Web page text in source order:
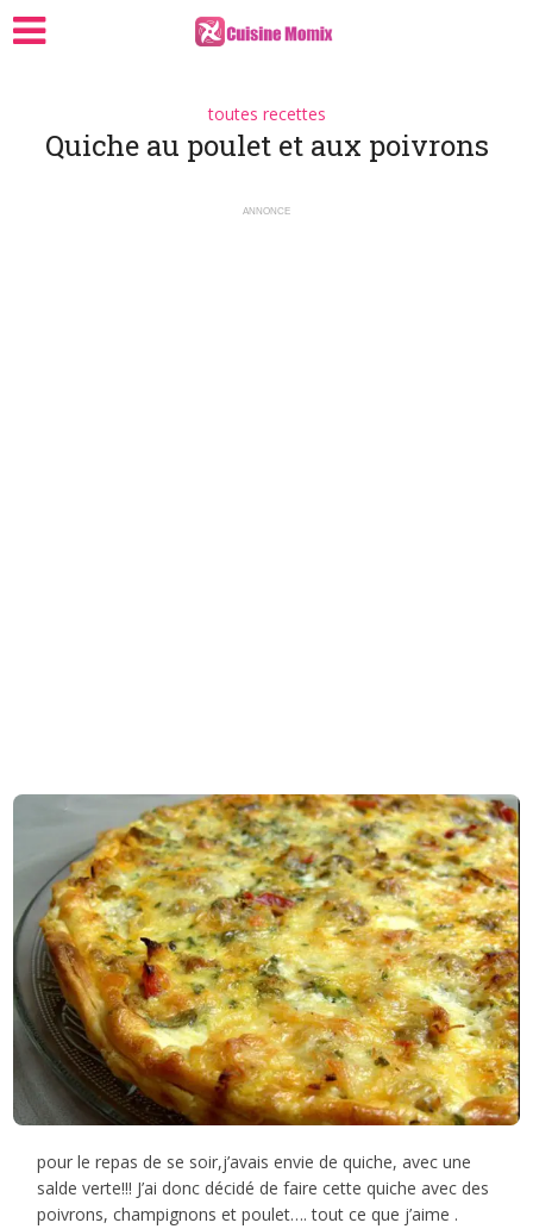
toutes recettes
Quiche au poulet et aux poivrons
ANNONCE
pour le repas de se soir,j’avais envie de quiche, avec une
salde verte!!! J’ai donc décidé de faire cette quiche avec des
poivrons, champignons et poulet…. tout ce que j’aime .